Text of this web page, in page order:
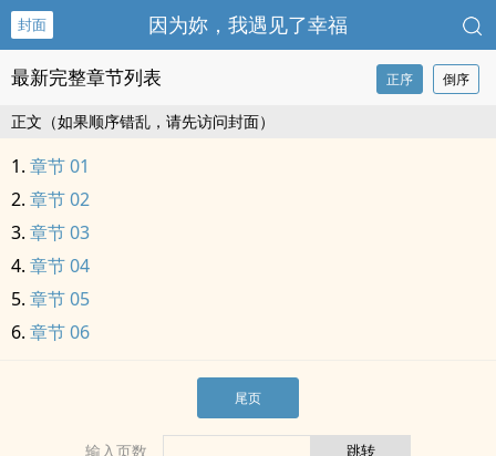
封面 因为妳，我遇见了幸福
最新完整章节列表 正序 倒序
正文（如果顺序错乱，请先访问封面）
章节 01
章节 02
章节 03
章节 04
章节 05
章节 06
尾页
输入页数